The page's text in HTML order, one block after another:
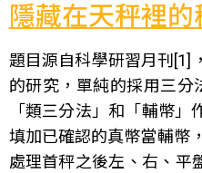
隱藏在天秤裡的
題目源自科學研習月刊[1]
的研究，單純的採用三
「類三分法」和「輔幣
填加已確認的真幣當輔幣
處理首秤之後左、右、平